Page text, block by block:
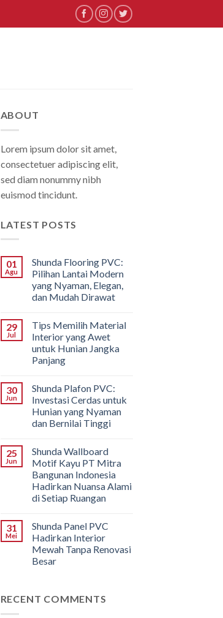
ABOUT
Lorem ipsum dolor sit amet,
consectetuer adipiscing elit,
sed diam nonummy nibh
euismod tincidunt.
LATEST POSTS
01
Agu
Shunda Flooring PVC:
Pilihan Lantai Modern
yang Nyaman, Elegan,
dan Mudah Dirawat
29
Jul
Tips Memilih Material
Interior yang Awet
untuk Hunian Jangka
Panjang
30
Jun
Shunda Plafon PVC:
Investasi Cerdas untuk
Hunian yang Nyaman
dan Bernilai Tinggi
25
Jun
Shunda Wallboard
Motif Kayu PT Mitra
Bangunan Indonesia
Hadirkan Nuansa Alami
di Setiap Ruangan
31
Mei
Shunda Panel PVC
Hadirkan Interior
Mewah Tanpa Renovasi
Besar
RECENT COMMENTS